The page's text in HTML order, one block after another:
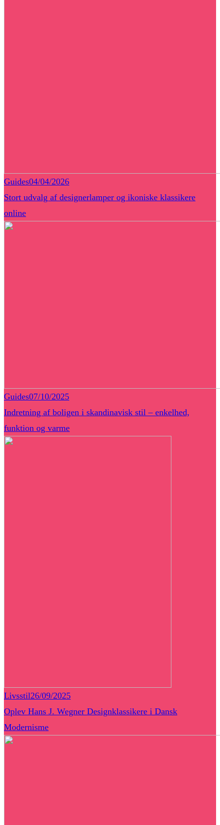
Guides04/04/2026
Stort udvalg af designerlamper og ikoniske klassikere
online
Guides07/10/2025
Indretning af boligen i skandinavisk stil – enkelhed,
funktion og varme
Livsstil26/09/2025
Oplev Hans J. Wegner Designklassikere i Dansk
Modernisme